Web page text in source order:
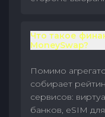
Что такое
MoneySwap?
Помимо
собирает
сервисов:
банков, eSIM